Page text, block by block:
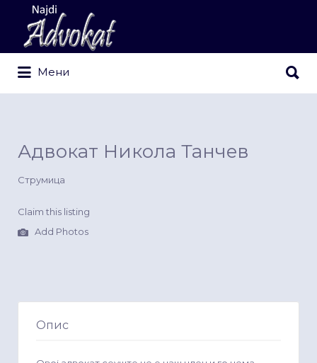
Search
for:
Мени
for:
Адвокат Никола Танчев
Струмица
Claim this listing
Add Photos
Опис